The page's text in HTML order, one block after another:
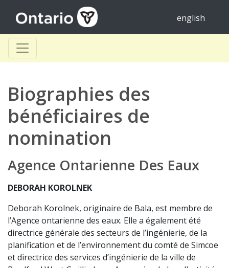
english
Biographies des
bénéficiaires de
nomination
Agence Ontarienne Des Eaux
DEBORAH KOROLNEK
Deborah Korolnek, originaire de Bala, est membre de
l’Agence ontarienne des eaux. Elle a également été
directrice générale des secteurs de l’ingénierie, de la
planification et de l’environnement du comté de Simcoe
et directrice des services d’ingénierie de la ville de